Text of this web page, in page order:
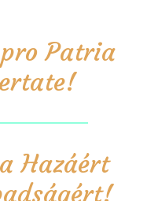
pro Patria
Hazáért